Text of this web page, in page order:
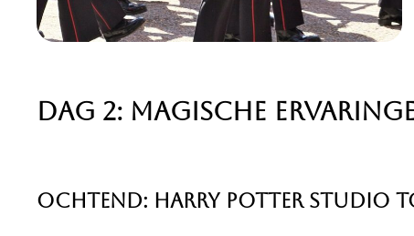
Dag 2: Magische
Ochtend: Harry Potter Studio